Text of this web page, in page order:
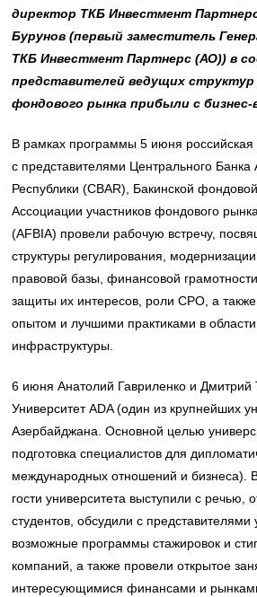
директор ТКБ Инвестмент
Бурунов (первый заместитель
ТКБ Инвестмент Партнерс (АО)) в
представителей ведущих структур
фондового рынка прибыли с бизнес-
В рамках программы 5 июня российская
с представителями Центрального Банка
Республики (CBAR), Бакинской
Ассоциации участников фондового
(AFBIA) провели рабочую встречу,
структуры регулирования,
правовой базы, финансовой
защиты их интересов, роли СРО, а
опытом и лучшими практиками в
инфраструктуры.
6 июня Анатолий Гавриленко и
Университет ADA (один из крупнейших
Азербайджана. Основной целью
подготовка специалистов для
международных отношений и бизнеса).
гости университета выступили с речью,
студентов, обсудили с представителями
возможные программы стажировок и
компаний, а также провели открытое
интересующимися финансами и